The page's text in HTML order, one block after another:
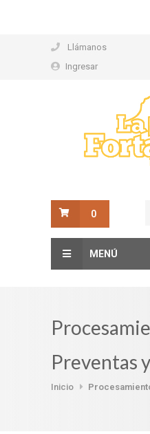
Llámanos
Ingresar
0
MENÚ
Preventas
Inicio